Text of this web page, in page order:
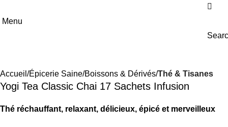
Menu
Accueil Épicerie Saine Boissons & Dérivés Thé & Tisanes
Yogi Tea Classic Chai 17 Sachets Infusion
Thé réchauffant, relaxant, délicieux, épicé et merveilleux